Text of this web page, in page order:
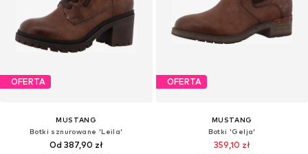
OFERTA
MUSTANG
Botki sznurowane 'Leila'
Od 387,90 zł
OFERTA
MUSTANG
Botki 'Gelja'
359,10 zł